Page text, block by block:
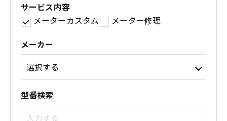
サービス内容
メーターカスタム
メーター修理
メーカー
型番検索